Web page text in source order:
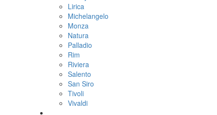
Lirica
Michelangelo
Monza
Natura
Palladio
Rim
Riviera
Salento
San Siro
Tivoli
Vivaldi